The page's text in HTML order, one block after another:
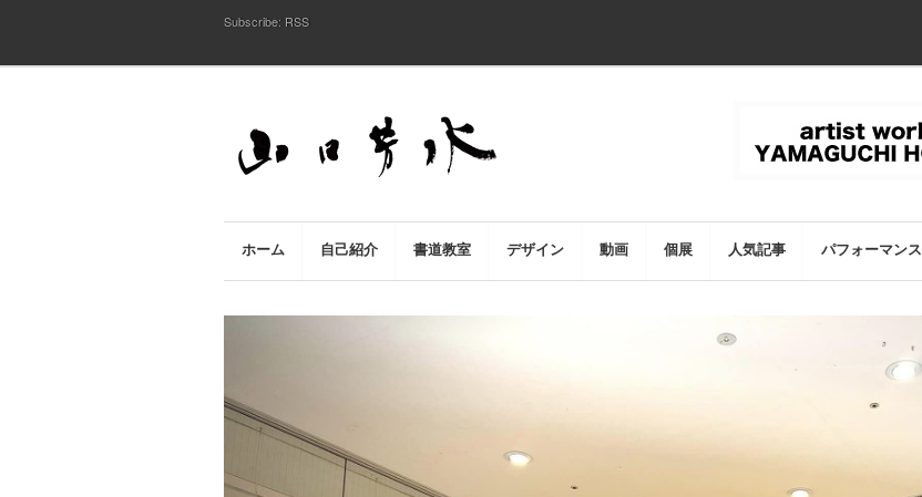
Subscribe: RSS
ホーム 自己紹介 書道教室 デザイン 動画 個展 人気記事 パフォーマンス